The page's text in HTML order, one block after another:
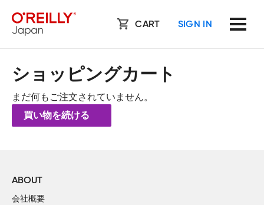
CART SIGN IN
ショッピングカート
まだ何もご注文されていません。
買い物を続ける
ABOUT
会社概要